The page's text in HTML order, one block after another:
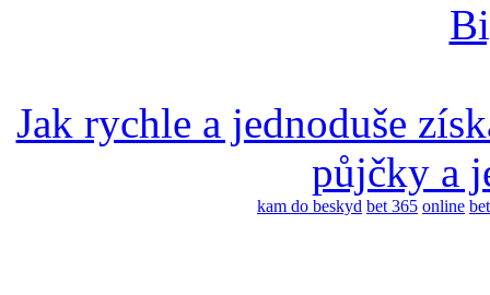
Jak rychle a jednoduše
půjčky a
kam do beskyd bet 365 online